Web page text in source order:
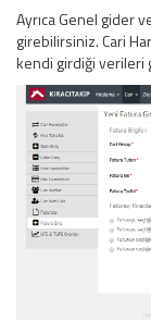
Ayrıca Genel gider
girebilirsiniz. Cari
kendi girdiği verileri